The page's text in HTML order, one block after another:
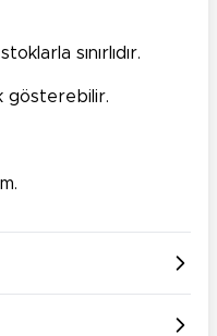
sınırlıdır.
gösterebilir.